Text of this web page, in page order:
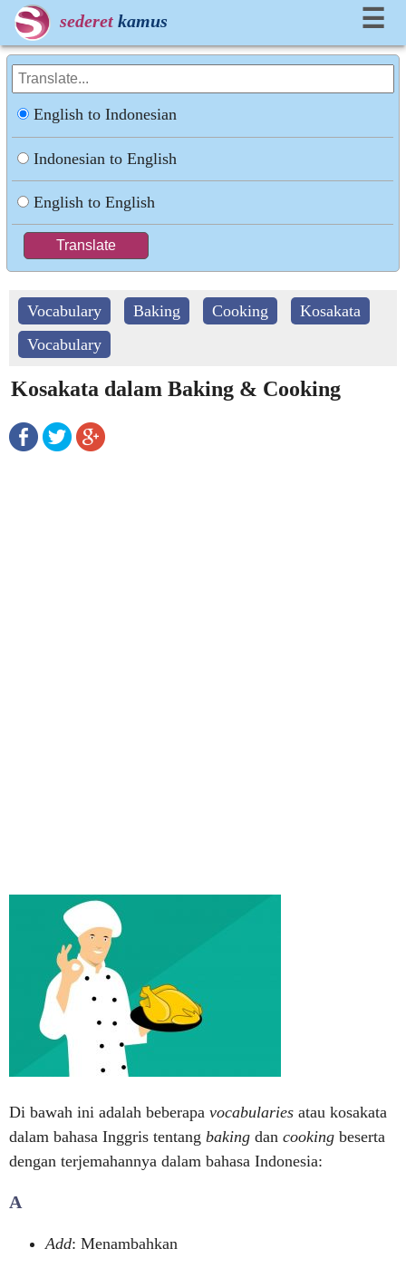
sederet kamus ☰
English to Indonesian
Indonesian to English
English to English
Vocabulary Baking Cooking
Kosakata
Vocabulary
Kosakata dalam Baking & Cooking
Di bawah ini adalah beberapa vocabularies atau kosakata
dalam bahasa Inggris tentang baking dan cooking beserta
dengan terjemahannya dalam bahasa Indonesia:
A
Add: Menambahkan